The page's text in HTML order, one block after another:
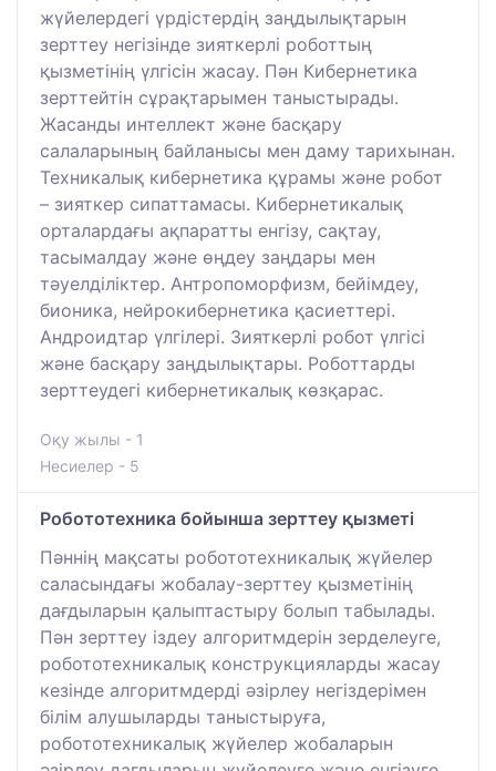
жүйелердегі үрдістердің заңдылықтарын
зерттеу негізінде зияткерлі роботтың
қызметінің үлгісін жасау. Пән Кибернетика
зерттейтін сұрақтарымен таныстырады.
Жасанды интеллект және басқару
салаларының байланысы мен даму тарихынан.
Техникалық кибернетика құрамы және робот
– зияткер сипаттамасы. Кибернетикалық
орталардағы ақпаратты енгізу, сақтау,
тасымалдау және өңдеу заңдары мен
тәуелділіктер. Антропоморфизм, бейімдеу,
бионика, нейрокибернетика қасиеттері.
Андроидтар үлгілері. Зияткерлі робот үлгісі
және басқару заңдылықтары. Роботтарды
зерттеудегі кибернетикалық көзқарас.
Оқу жылы - 1
Несиелер - 5
Робототехника бойынша зерттеу қызметі
Пәннің мақсаты робототехникалық жүйелер
саласындағы жобалау-зерттеу қызметінің
дағдыларын қалыптастыру болып табылады.
Пән зерттеу іздеу алгоритмдерін зерделеуге,
робототехникалық конструкцияларды жасау
кезінде алгоритмдерді әзірлеу негіздерімен
білім алушыларды таныстыруға,
робототехникалық жүйелер жобаларын